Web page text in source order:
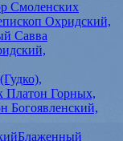
Смоленских
Охридский,
Савва
Платон Горных,
Богоявленский,
Блаженный